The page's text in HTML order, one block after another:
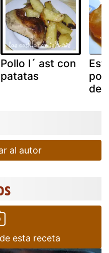
Pollo l´ ast con
patatas
de
al autor
esta receta